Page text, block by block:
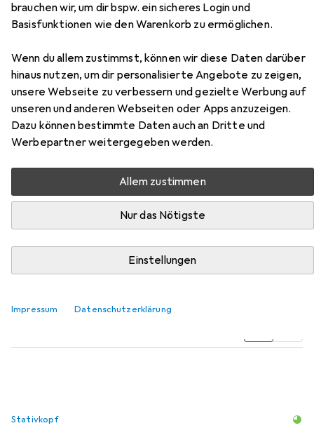
brauchen wir, um dir bspw. ein sicheres Login und
Basisfunktionen wie den Warenkorb zu ermöglichen.
Wenn du allem zustimmst, können wir diese Daten darüber
hinaus nutzen, um dir personalisierte Angebote zu zeigen,
unsere Webseite zu verbessern und gezielte Werbung auf
unseren und anderen Webseiten oder Apps anzuzeigen.
Dazu können bestimmte Daten auch an Dritte und
Werbepartner weitergegeben werden.
Allem zustimmen
Nur das Nötigste
Einstellungen
Impressum Datenschutzerklärung
PatonaTripod Pro Alu inkl Kugelkopf
Metall
Zubehör für Patona Tripod Pro
Alu inkl Kugelkopf
Hier findest du passendes Zubehör zum Produkt Patona
Tripod Pro Alu inkl Kugelkopf aus der Kategorie
Stativkopf